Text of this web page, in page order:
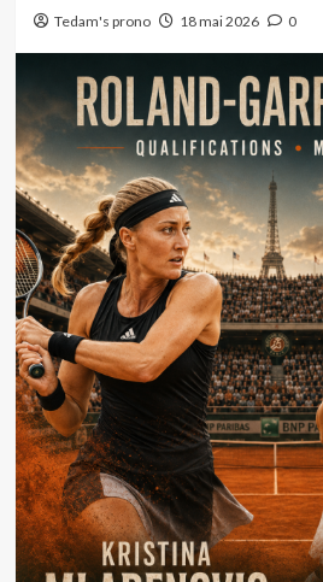
Tedam's prono 18 mai 2026 0